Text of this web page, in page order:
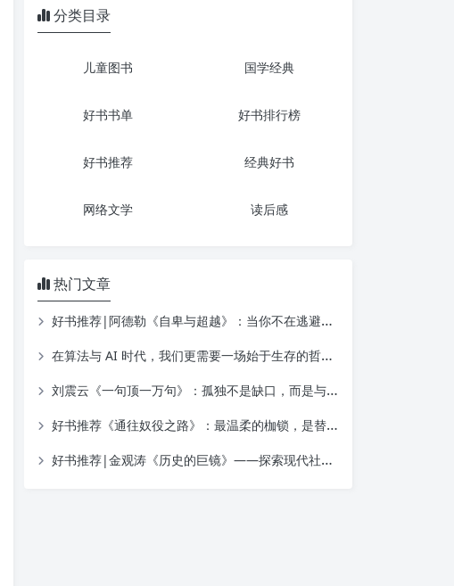
分类目录
儿童图书 国学经典
好书书单 好书排行榜
好书推荐 经典好书
网络文学 读后感
热门文章
好书推荐|阿德勒《自卑与超越》：当你不在逃避自己，一切才真正的开始
在算法与 AI 时代，我们更需要一场始于生存的哲学觉醒——读金观涛《我的哲学探索》
刘震云《一句顶一万句》：孤独不是缺口，而是与自己相遇的入口
好书推荐《通往奴役之路》：最温柔的枷锁，是替你做决定的善意
好书推荐|金观涛《历史的巨镜》——探索现代社会的起源